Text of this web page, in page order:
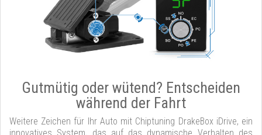
Gutmütig oder wütend? Entscheiden
während der Fahrt
Weitere Zeichen für Ihr Auto mit Chiptuning DrakeBox iDrive, ein